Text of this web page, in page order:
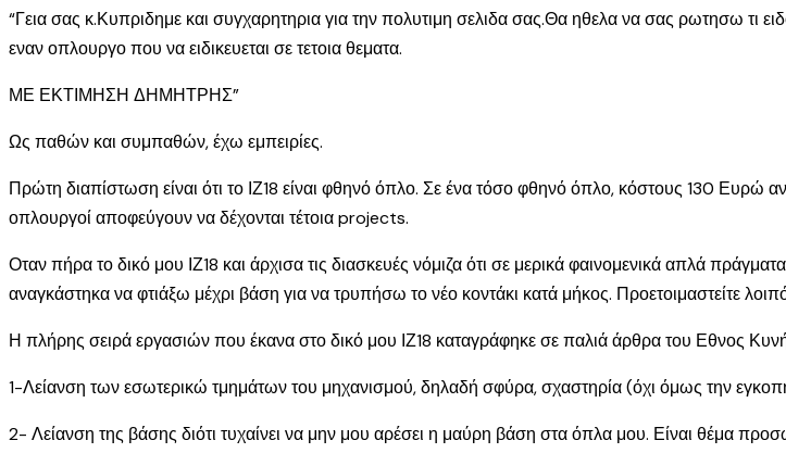
“Γεια σας κ.Κυπριδημε και συγχαρητηρια για την πολυτιμη σελιδα σας.Θα ηθελα να σας ρωτησω τι
εναν οπλουργο που να ειδικευεται σε τετοια θεματα.
ΜΕ ΕΚΤΙΜΗΣΗ ΔΗΜΗΤΡΗΣ”
Ως παθών και συμπαθών, έχω εμπειρίες.
Πρώτη διαπίστωση είναι ότι το ΙΖ18 είναι φθηνό όπλο. Σε ένα τόσο φθηνό όπλο, κόστους 130 Ευρώ
οπλουργοί αποφεύγουν να δέχονται τέτοια projects.
Οταν πήρα το δικό μου ΙΖ18 και άρχισα τις διασκευές νόμιζα ότι σε μερικά φαινομενικά απλά
αναγκάστηκα να φτιάξω μέχρι βάση για να τρυπήσω το νέο κοντάκι κατά μήκος. Προετοιμαστείτε
Η πλήρης σειρά εργασιών που έκανα στο δικό μου ΙΖ18 καταγράφηκε σε παλιά άρθρα του Εθνος
1-Λείανση των εσωτερικώ τμημάτων του μηχανισμού, δηλαδή σφύρα, σχαστηρία (όχι όμως την
2- Λείανση της βάσης διότι τυχαίνει να μην μου αρέσει η μαύρη βάση στα όπλα μου. Είναι θέμα